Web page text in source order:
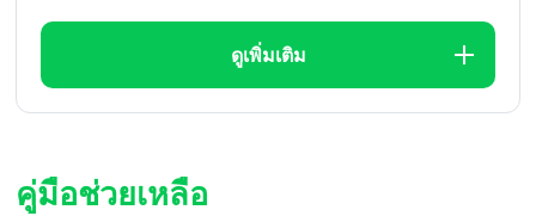
ดูเพิ่มเติม
คู่มือช่วยเหลือ